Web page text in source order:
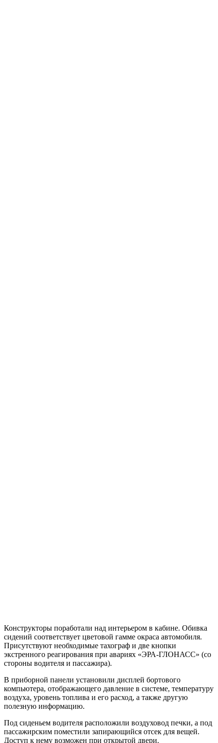
Конструкторы поработали над интерьером в кабине. Обивка
сидений соответствует цветовой гамме окраса автомобиля.
Присутствуют необходимые тахограф и две кнопки
экстренного реагирования при авариях «ЭРА-ГЛОНАСС» (со
стороны водителя и пассажира).
В приборной панели установили дисплей бортового
компьютера, отображающего давление в системе, температуру
воздуха, уровень топлива и его расход, а также другую
полезную информацию.
Под сиденьем водителя расположили воздуховод печки, а под
пассажирским поместили запирающийся отсек для вещей.
Доступ к нему возможен при открытой двери.